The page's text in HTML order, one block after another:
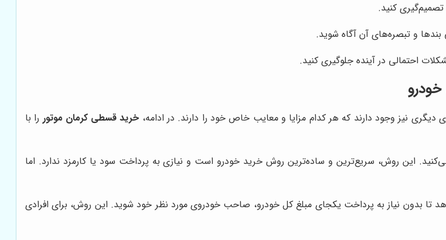
کنید.
بندها و تبصره‌های آن آگاه شوید.
احتمالی در آینده جلوگیری کنید.
نیز وجود دارند که هر کدام مزایا و معایب خاص خود را دارند. در ادامه، خرید قسطی کرمان موتور را با
این روش، سریع‌ترین و ساده‌ترین روش خرید خودرو است و نیازی به پرداخت سود یا کارمزد ندارد. اما
تا بدون نیاز به پرداخت یکجای مبلغ کل خودرو، صاحب خودروی مورد نظر خود شوید. این روش، برای افرادی